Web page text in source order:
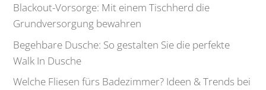
Blackout-Vorsorge: Mit einem Tischherd die
Grundversorgung bewahren
Begehbare Dusche: So gestalten Sie die perfekte
Walk In Dusche
Welche Fliesen fürs Badezimmer? Ideen & Trends bei